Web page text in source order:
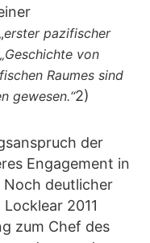
erster pazifischer
„Geschichte von
Raumes sind
gewesen.“2)
der
Engagement in
Noch deutlicher
2011
zum Chef des